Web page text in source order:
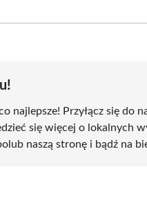
Przyłącz się do
się więcej o lokalnych
naszą stronę i bądź na